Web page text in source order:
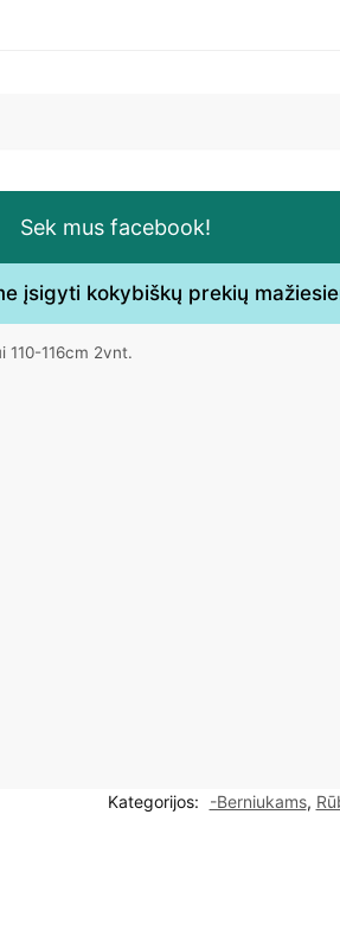
Sek mus facebook!
įsigyti kokybiškų prekių
110-116cm 2vnt.
Kategorijos: -Berniukams,